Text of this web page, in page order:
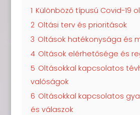
1 Különböző típusú Covid-19
2 Oltási terv és prioritások
3 Oltások hatékonysága és
4 Oltások elérhetősége és
5 Oltásokkal kapcsolatos
valóságok
6 Oltásokkal kapcsolatos
és válaszok